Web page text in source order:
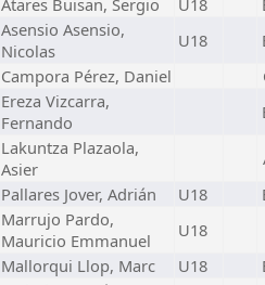
Atares Buisan, Sergio U18
Asensio Asensio,
Nicolas
U18
Campora Pérez, Daniel
Ereza Vizcarra,
Fernando
Lakuntza Plazaola,
Asier
Pallares Jover, Adrián U18
Marrujo Pardo,
Mauricio Emmanuel
U18
Mallorqui Llop, Marc U18